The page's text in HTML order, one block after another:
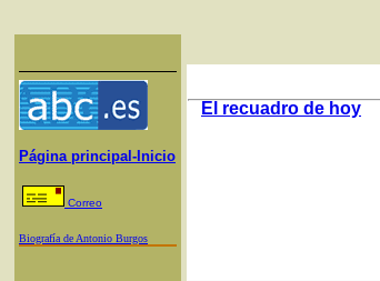
Página principal-Inicio
Correo
Biografía de Antonio Burgos
El recuadro de hoy